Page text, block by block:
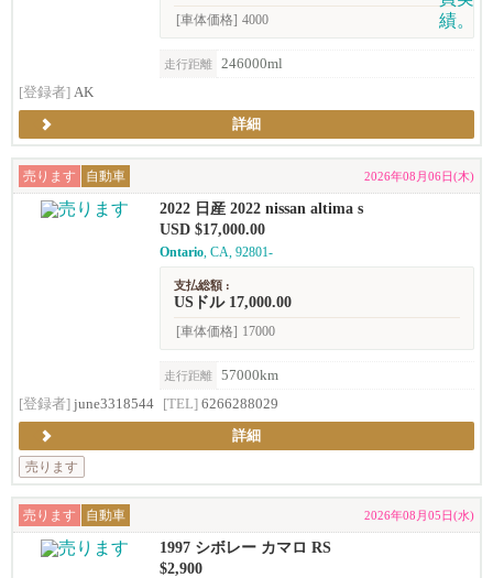
[車体価格] 4000
走行距離
246000ml
[登録者] AK
詳細
売ります 自動車 2026年08月06日(木)
2022 日産 2022 nissan altima s
USD $17,000.00
Ontario, CA, 92801-
支払総額 :
USドル 17,000.00
[車体価格] 17000
走行距離
57000km
[登録者] june3318544 [TEL] 6266288029
詳細
売ります
売ります 自動車 2026年08月05日(水)
1997 シボレー カマロ RS
$2,900